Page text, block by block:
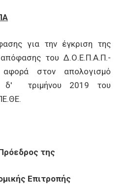
για την έγκριση της
του Δ.Ο.Ε.Π.Α.Π.-
στον απολογισμό
δ' τριμήνου 2019 του
της
Επιτροπής